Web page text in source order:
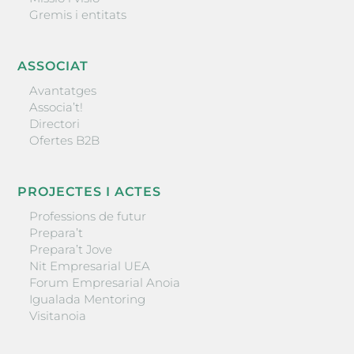
Gremis i entitats
ASSOCIAT
Avantatges
Associa’t!
Directori
Ofertes B2B
PROJECTES I ACTES
Professions de futur
Prepara’t
Prepara’t Jove
Nit Empresarial UEA
Forum Empresarial Anoia
Igualada Mentoring
Visitanoia